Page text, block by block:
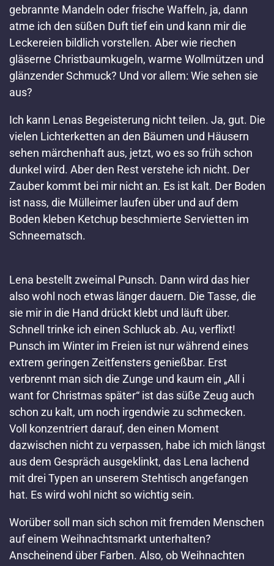
gebrannte Mandeln oder frische Waffeln, ja, dann
atme ich den süßen Duft tief ein und kann mir die
Leckereien bildlich vorstellen. Aber wie riechen
gläserne Christbaumkugeln, warme Wollmützen und
glänzender Schmuck? Und vor allem: Wie sehen sie
aus?
Ich kann Lenas Begeisterung nicht teilen. Ja, gut. Die
vielen Lichterketten an den Bäumen und Häusern
sehen märchenhaft aus, jetzt, wo es so früh schon
dunkel wird. Aber den Rest verstehe ich nicht. Der
Zauber kommt bei mir nicht an. Es ist kalt. Der Boden
ist nass, die Mülleimer laufen über und auf dem
Boden kleben Ketchup beschmierte Servietten im
Schneematsch.
Lena bestellt zweimal Punsch. Dann wird das hier
also wohl noch etwas länger dauern. Die Tasse, die
sie mir in die Hand drückt klebt und läuft über.
Schnell trinke ich einen Schluck ab. Au, verflixt!
Punsch im Winter im Freien ist nur während eines
extrem geringen Zeitfensters genießbar. Erst
verbrennt man sich die Zunge und kaum ein „All i
want for Christmas später“ ist das süße Zeug auch
schon zu kalt, um noch irgendwie zu schmecken.
Voll konzentriert darauf, den einen Moment
dazwischen nicht zu verpassen, habe ich mich längst
aus dem Gespräch ausgeklinkt, das Lena lachend
mit drei Typen an unserem Stehtisch angefangen
hat. Es wird wohl nicht so wichtig sein.
Worüber soll man sich schon mit fremden Menschen
auf einem Weihnachtsmarkt unterhalten?
Anscheinend über Farben. Also, ob Weihnachten